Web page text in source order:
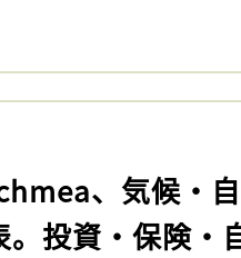
、気候・
投資・保険・